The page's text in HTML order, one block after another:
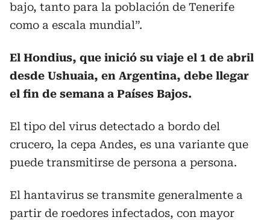
bajo, tanto para la población de Tenerife
como a escala mundial”.
El Hondius, que inició su viaje el 1 de abril
desde Ushuaia, en Argentina, debe llegar
el fin de semana a Países Bajos.
El tipo del virus detectado a bordo del
crucero, la cepa Andes, es una variante que
puede transmitirse de persona a persona.
El hantavirus se transmite generalmente a
partir de roedores infectados, con mayor